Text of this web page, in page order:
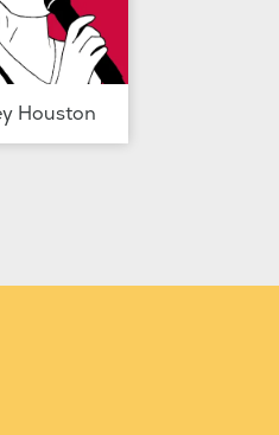
Houston